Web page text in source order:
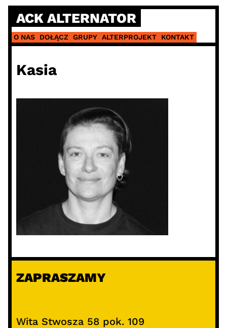
Skip
content
ACK ALTERNATOR
O NAS DOŁĄCZ GRUPY ALTERPROJEKT KONTAKT
Kasia
ZAPRASZAMY
Wita Stwosza 58 pok. 109